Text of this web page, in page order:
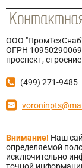
ООО
ОГРН
проспект,
(499) 271-9485
Внимание! Наш
определяемой
исключительно